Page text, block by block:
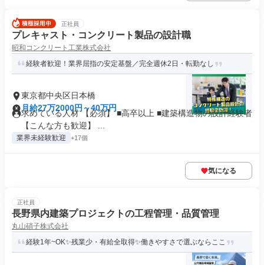
正社員
プレキャスト・コンクリート製品の設計職
昭和コンクリート工業株式会社
経験者歓迎！業界屈指の安定基盤／完全週休2日・転勤なし
東京都中央区日本橋
月給27万2000円～40万円
求めている人材 【必須】 ■高卒以上 ■建築構造物の設計経験者
【こんな方も歓迎】 ...
業界未経験歓迎 +17個
気になる
正社員
長野県内建築プロジェクトの工程管理・品質管理
丸山硝子株式会社
経験1年~OK✨残業少・有給全取得✨働きやすさで選ぶならここ